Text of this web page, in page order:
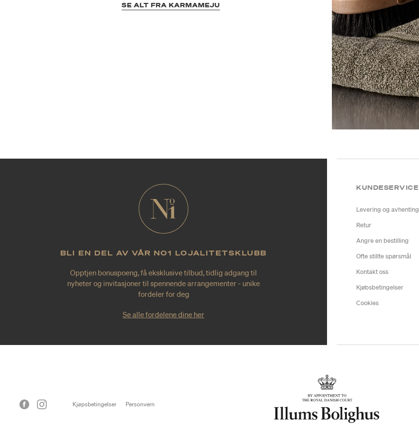
SE ALT FRA KARMAMEJU
BLI EN DEL AV VÅR NO1 LOJALITETSKLUBB
Opptjen bonuspoeng, få eksklusive tilbud, tidlig adgang til
nyheter og invitasjoner til spennende arrangementer - unike
fordeler for deg
Se alle fordelene dine her
KUNDESERVICE
Levering og avhenting
Retur
Angre en bestilling
Ofte stillte spørsmål
Kontakt oss
Kjøbsbetingelser
Cookies
Kjøpsbetingelser
Personvern